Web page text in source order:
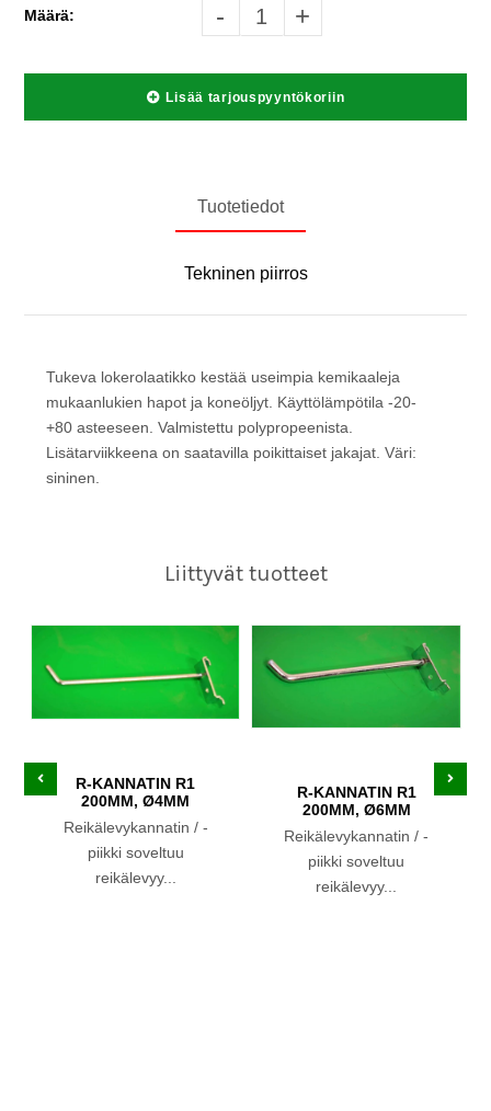
Määrä: - +
Lisää tarjouspyyntökoriin
Tuotetiedot
Tekninen piirros
Tukeva lokerolaatikko kestää useimpia kemikaaleja
mukaanlukien hapot ja koneöljyt. Käyttölämpötila -20-
+80 asteeseen. Valmistettu polypropeenista.
Lisätarviikkeena on saatavilla poikittaiset jakajat. Väri:
sininen.
Liittyvät tuotteet
R-KANNATIN R1
200MM, Ø4MM
Reikälevykannatin / -
piikki soveltuu
reikälevyy...
R-KANNATIN R1
200MM, Ø6MM
Reikälevykannatin / -
piikki soveltuu
reikälevyy...